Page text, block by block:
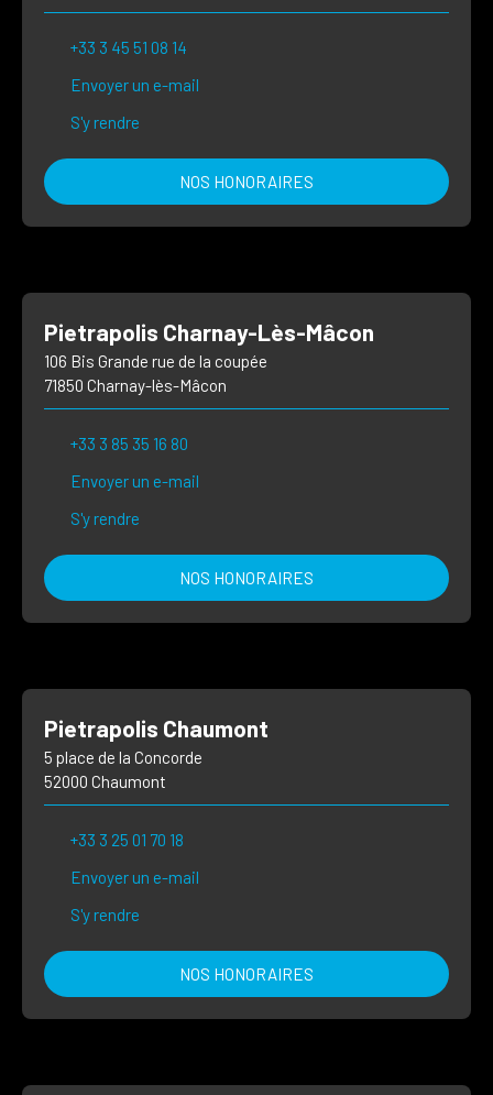
+33 3 45 51 08 14
Envoyer un e-mail
S'y rendre
NOS HONORAIRES
Pietrapolis Charnay-Lès-Mâcon
106 Bis Grande rue de la coupée
71850 Charnay-lès-Mâcon
+33 3 85 35 16 80
Envoyer un e-mail
S'y rendre
NOS HONORAIRES
Pietrapolis Chaumont
5 place de la Concorde
52000 Chaumont
+33 3 25 01 70 18
Envoyer un e-mail
S'y rendre
NOS HONORAIRES